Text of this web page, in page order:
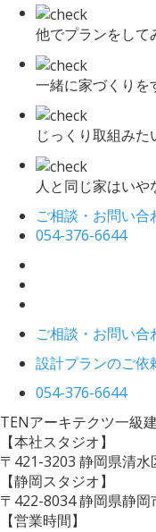
他でプランをして
一緒に家づくりを
じっくり取組みた
人と同じ家はいや
ご相談・お問い合
054-376-6644
ご相談・お問い合
設計プランのご依
054-376-6644
TENアーキテクツ一級
【本社スタジオ】
〒421-3203 静岡県清水
【静岡スタジオ】
〒422-8034静岡県静岡
【営業時間】